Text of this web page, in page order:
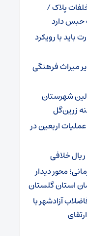
پلاک /
حبس دارد
باید با رویکرد
میراث فرهنگی
شهرستان
زرین‌گل
اربعین در
محور دیدار
استان گلستان
آزادشهر با